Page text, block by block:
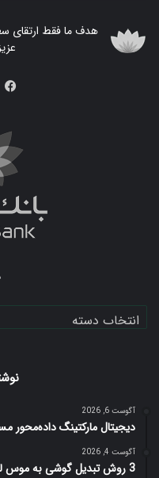
هدف ما فقط ارتقای
دسته‌ها
آگوست 6, 2026
دیجیتال مارکتینگ
آگوست 4, 2026
3 روش تبدیل گوشی به موس لمسی (با بلوتوث و با کابل)